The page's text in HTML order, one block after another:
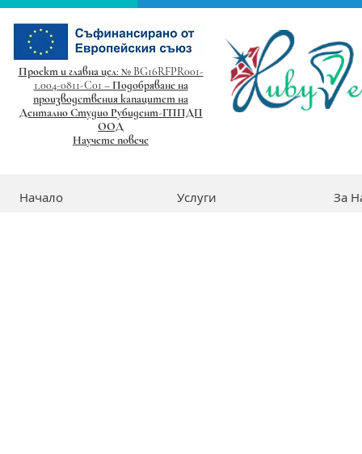
Проект и главна цел: № BG16RFPR001-
1.004-0811-C01 – Подобряване на
производствения капацитет на
Дентално Студио Рубидент-ГППДП
ООД
Научете повече
Начало Услуги За